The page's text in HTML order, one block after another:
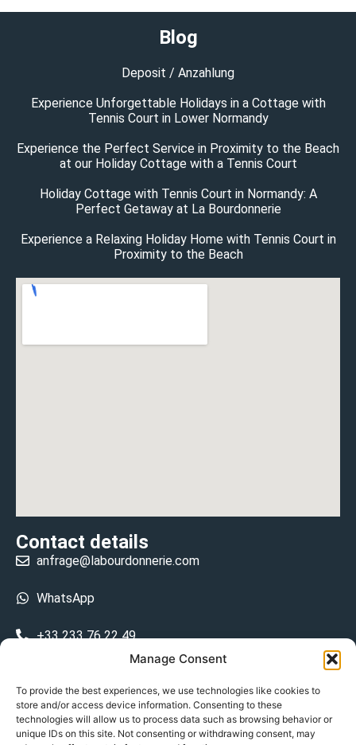
Manage Consent
To provide the best experiences, we use technologies like cookies to
store and/or access device information. Consenting to these
technologies will allow us to process data such as browsing behavior or
unique IDs on this site. Not consenting or withdrawing consent, may
Blog
Deposit / Anzahlung
Experience Unforgettable Holidays in a Cottage with
Tennis Court in Lower Normandy
Experience the Perfect Service in Proximity to the Beach
at our Holiday Cottage with a Tennis Court
Holiday Cottage with Tennis Court in Normandy: A
Perfect Getaway at La Bourdonnerie
Experience a Relaxing Holiday Home with Tennis Court in
Proximity to the Beach
Contact details
anfrage@labourdonnerie.com
WhatsApp
+33 233 76 22 49
15 La Bourdonnerie 50430 Vesly
prosecuted.blusher.yielded